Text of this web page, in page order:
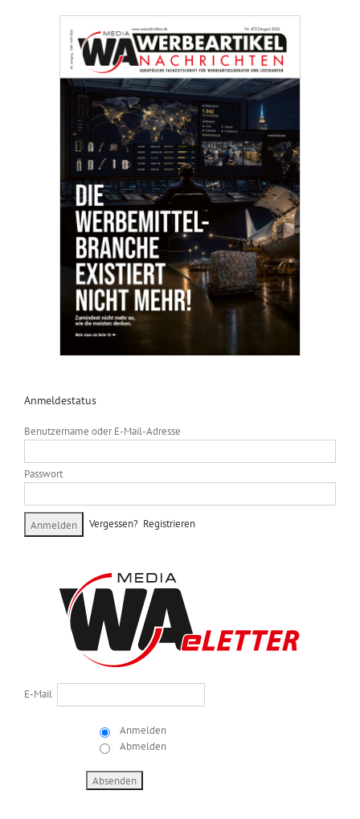
Anmeldestatus
Benutzername oder E-Mail-Adresse
Passwort
Vergessen? Registrieren
E-Mail
Anmelden
Abmelden